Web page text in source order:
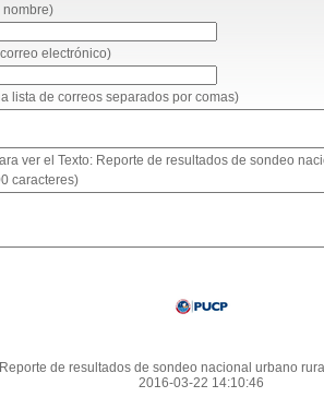
nombre)
electrónico)
lista de correos separados por comas)
ver el Texto: Reporte de resultados de sondeo
caracteres)
Reporte de resultados de sondeo nacional urbano
2016-03-22 14:10:46